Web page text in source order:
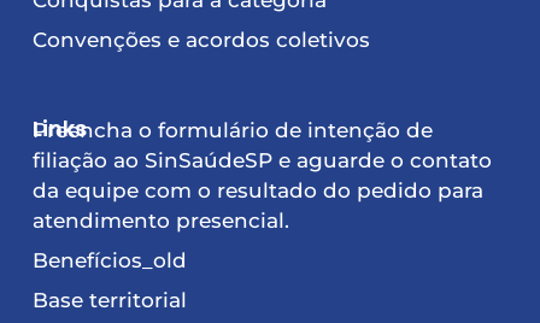
Convenções e acordos coletivos
Links
Preencha o formulário de intenção de
filiação ao SinSaúdeSP e aguarde o contato
da equipe com o resultado do pedido para
atendimento presencial.
Benefícios_old
Base territorial